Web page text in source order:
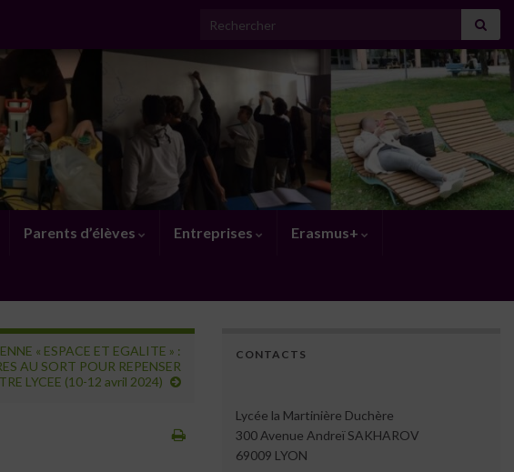
Search for:
Parents d’élèves Entreprises Erasmus+
« ESPACE ET EGALITE » :
AU SORT POUR REPENSER
LYCEE (10-12 avril 2024)
CONTACTS
Lycée la Martinière Duchère
300 Avenue Andreï SAKHAROV
69009 LYON